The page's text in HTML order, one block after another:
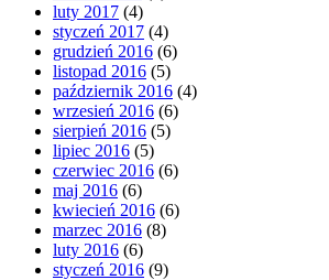
luty 2017 (4)
styczeń 2017 (4)
grudzień 2016 (6)
listopad 2016 (5)
październik 2016 (4)
wrzesień 2016 (6)
sierpień 2016 (5)
lipiec 2016 (5)
czerwiec 2016 (6)
maj 2016 (6)
kwiecień 2016 (6)
marzec 2016 (8)
luty 2016 (6)
styczeń 2016 (9)